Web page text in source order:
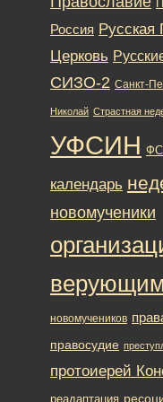
Россия Русская
Церковь
СИЗО-2 Санкт-
Николай Страстная
УФСИН
календарь
новомученики
новомучеников
правосудие
протоиерей
реадаптация